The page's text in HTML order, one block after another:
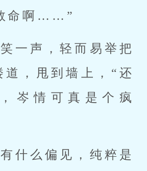
命啊……”
一声，轻而易举把
道，甩到墙上，“还
岑情可真是个疯
什么偏见，纯粹是